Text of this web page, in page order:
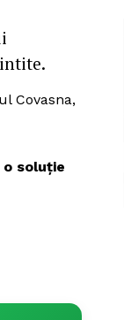
Covasna,
soluție